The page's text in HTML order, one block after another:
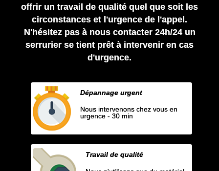
offrir un travail de qualité quel que soit les
circonstances et l'urgence de l'appel.
N'hésitez pas à nous contacter 24h/24 un
serrurier se tient prêt à intervenir en cas
d'urgence.
Dépannage urgent
Nous intervenons chez vous en
urgence - 30 min
Travail de qualité